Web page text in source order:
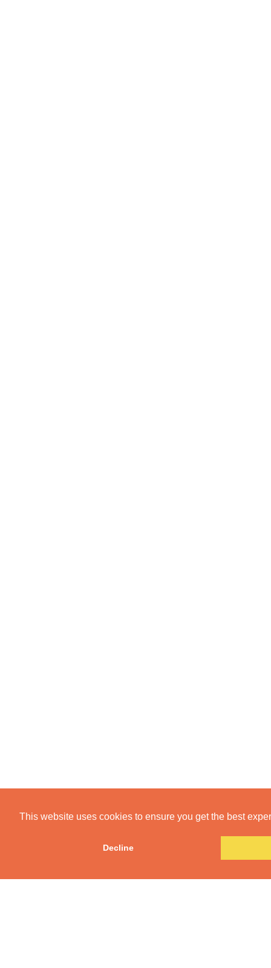
This website uses cookies to ensure you get the best
Decline